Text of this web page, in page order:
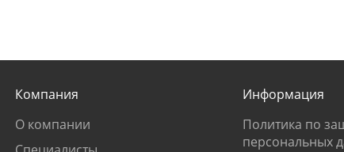
Компания
О компании
Информация
Политика по
персональных